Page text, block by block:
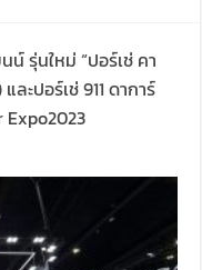
น์ รุ่นใหม่ “ปอร์เช่ คา
ะปอร์เช่ 911 ดาการ์
Expo2023